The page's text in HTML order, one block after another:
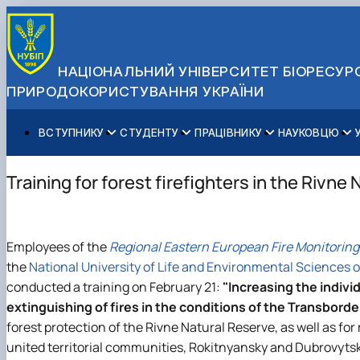
НАЦІОНАЛЬНИЙ УНІВЕРСИТЕТ
ПРИРОДОКОРИСТУВАННЯ УКРАЇНИ
ВСТУПНИКУ
Вступ до НУБіП України 2026
Приймальна комісія
Правила прийому
Підготовчий курс НМТ
Для іноземців / For foreigners
Військова освіта
СТУДЕНТУ
Навчання
Додаткова освіта
Позанавчальна діяльність
Пільги
ПРАЦІВНИКУ
Освітній процес
Міжнародна діяльність
Довідкова інформація
НАУКОВЦЮ
Наукова діяльність
Аспіранту / Докторанту
Захисти дисертацій
Біоетична комісія
Наукові видання
Наука для бізнесу
Управління і самоврядування
Загальна інформація
Офіційні документи
Державні закупівлі
Офіційна символіка
Антикорупційні заходи
Гендерна радниця
Контактна інформація
Training for forest firefighters in the Rivne
Employees of theRegional Eastern European Fire
theNational University of Life and Environmental Sciences
conducted a training on February 21: "Increasing the
extinguishing of fires in the conditions of the
forest protection of the Rivne Natural Reserve, as well as
united territorial communities, Rokitnyansky and